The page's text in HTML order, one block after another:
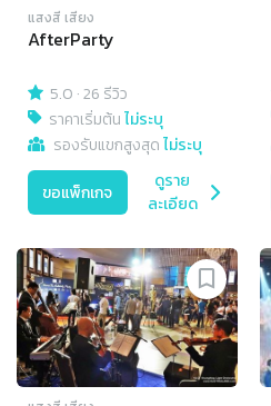
แสงสี เสียง
AfterParty
5.0 ·26 รีวิว
ราคาเริ่มต้นไม่ระบุ
รองรับแขกสูงสุดไม่ระบุ
ขอแพ็กเกจ
ดูราย
ละเอียด